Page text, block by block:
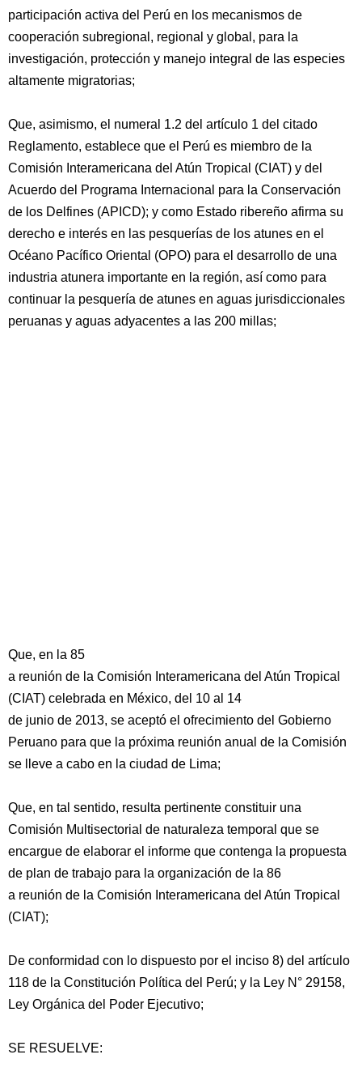
participación activa del Perú en los mecanismos de
cooperación subregional, regional y global, para la
investigación, protección y manejo integral de las especies
altamente migratorias;
Que, asimismo, el numeral 1.2 del artículo 1 del citado
Reglamento, establece que el Perú es miembro de la
Comisión Interamericana del Atún Tropical (CIAT) y del
Acuerdo del Programa Internacional para la Conservación
de los Delfines (APICD); y como Estado ribereño afirma su
derecho e interés en las pesquerías de los atunes en el
Océano Pacífico Oriental (OPO) para el desarrollo de una
industria atunera importante en la región, así como para
continuar la pesquería de atunes en aguas jurisdiccionales
peruanas y aguas adyacentes a las 200 millas;
Que, en la 85
a reunión de la Comisión Interamericana del Atún Tropical
(CIAT) celebrada en México, del 10 al 14
de junio de 2013, se aceptó el ofrecimiento del Gobierno
Peruano para que la próxima reunión anual de la Comisión
se lleve a cabo en la ciudad de Lima;
Que, en tal sentido, resulta pertinente constituir una
Comisión Multisectorial de naturaleza temporal que se
encargue de elaborar el informe que contenga la propuesta
de plan de trabajo para la organización de la 86
a reunión de la Comisión Interamericana del Atún Tropical
(CIAT);
De conformidad con lo dispuesto por el inciso 8) del artículo
118 de la Constitución Política del Perú; y la Ley N° 29158,
Ley Orgánica del Poder Ejecutivo;
SE RESUELVE: